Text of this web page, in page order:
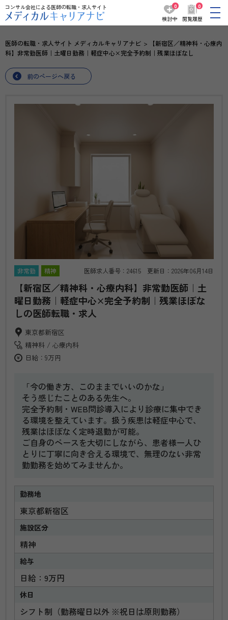
コンサル会社による医師の転職・求人サイト
0
検討中
0
閲覧履歴
医師の転職・求人サイト メディカルキャリアナビ
【新宿区／精神科・心療内
科】非常勤医師｜土曜日勤務｜軽症中心×完全予約制｜残業ほぼなし
前のページへ戻る
非常勤 精神 医師求人番号：24615 更新日：2026年06月14日
【新宿区／精神科・心療内科】非常勤医師｜土
曜日勤務｜軽症中心×完全予約制｜残業ほぼな
しの医師転職・求人
東京都新宿区
精神科
心療内科
日給：9万円
「今の働き方、このままでいいのかな」
そう感じたことのある先生へ。
完全予約制・WEB問診導入により診療に集中でき
る環境を整えています。扱う疾患は軽症中心で、
残業はほぼなく定時退勤が可能。
ご自身のペースを大切にしながら、患者様一人ひ
とりに丁寧に向き合える環境で、無理のない非常
勤勤務を始めてみませんか。
勤務地
東京都新宿区
施設区分
精神
給与
日給：9万円
休日
シフト制（勤務曜日以外 ※祝日は原則勤務）